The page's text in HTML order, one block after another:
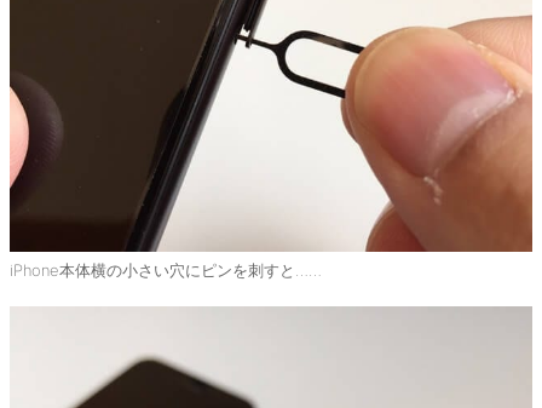
iPhone本体横の小さい穴にピンを刺すと……